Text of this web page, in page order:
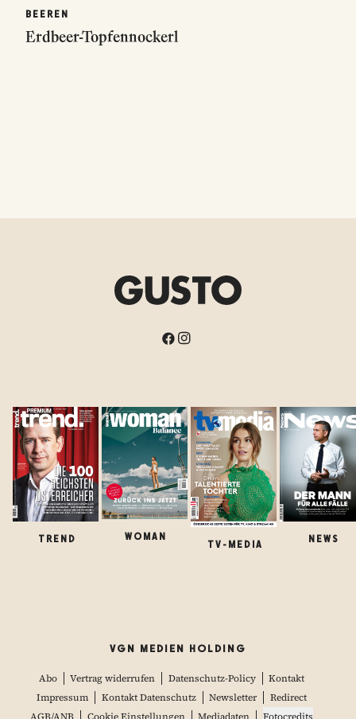
BEEREN
Erdbeer-Topfennockerl
TREND WOMAN
TV-MEDIA
NEWS
VGN MEDIEN HOLDING
Abo Vertrag widerrufen Datenschutz-Policy
Kontakt
Impressum
Kontakt Datenschutz Newsletter
Redirect